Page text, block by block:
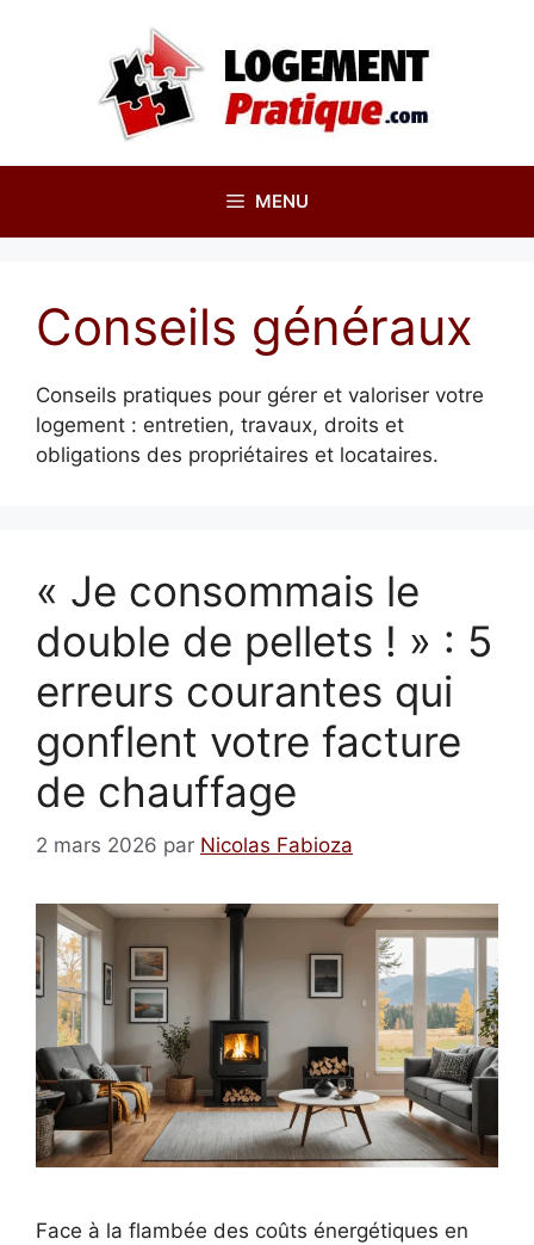
MENU
Conseils généraux
Conseils pratiques pour gérer et valoriser votre
logement : entretien, travaux, droits et
obligations des propriétaires et locataires.
« Je consommais le
double de pellets ! » : 5
erreurs courantes qui
gonflent votre facture
de chauffage
2 mars 2026 par Nicolas Fabioza
Face à la flambée des coûts énergétiques en